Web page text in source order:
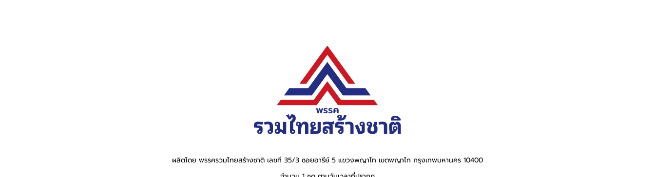
ผลิตโดย พรรครวมไทยสร้างชาติ เลขที่ 35/3 ซอยอารีย์ 5 แขวงพญาไท เขตพญาไท กรุงเทพมหานคร 10400